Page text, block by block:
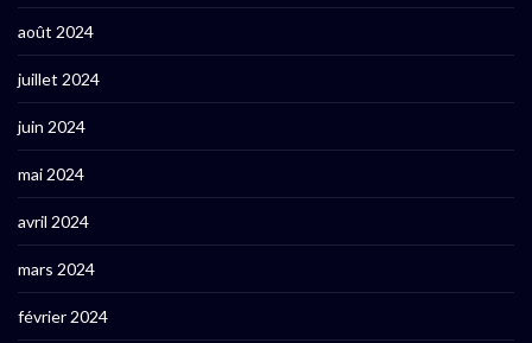
août 2024
juillet 2024
juin 2024
mai 2024
avril 2024
mars 2024
février 2024